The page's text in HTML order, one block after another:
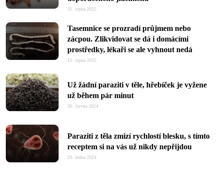
31. srpna 2025
Tasemnice se prozradí průjmem nebo
zácpou. Zlikvidovat se dá i domácími
prostředky, lékaři se ale vyhnout nedá
15. srpna 2025
Už žádní paraziti v těle, hřebíček je vyžene
už během pár minut
30. června 2024
Paraziti z těla zmizí rychlostí blesku, s tímto
receptem si na vás už nikdy nepřijdou
29. ledna 2024